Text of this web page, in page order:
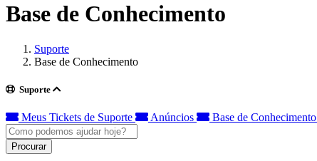
Base de Conhecimento
Suporte
Base de Conhecimento
Suporte
Meus Tickets de Suporte Anúncios Base de Conhecimento
Procurar